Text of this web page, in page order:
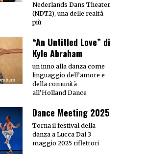
Nederlands Dans Theater
(NDT2), una delle realtà
più
“An Untitled Love” di
Kyle Abraham
un inno alla danza come
linguaggio dell’amore e
della comunità
all’Holland Dance
Dance Meeting 2025
Torna il festival della
danza a Lucca Dal 3
maggio 2025 riflettori